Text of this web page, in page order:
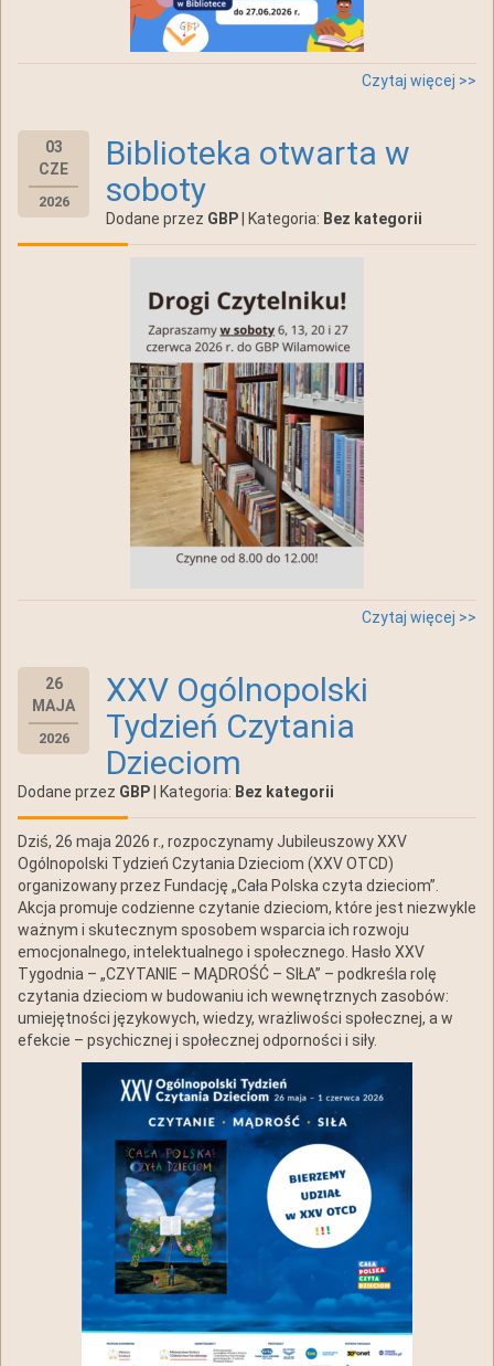
Czytaj więcej >>
03
CZE
2026
Biblioteka otwarta w
soboty
Dodane przez GBP| Kategoria: Bez kategorii
Czytaj więcej >>
26
MAJA
2026
XXV Ogólnopolski
Tydzień Czytania
Dzieciom
Dodane przez GBP| Kategoria: Bez kategorii
Dziś, 26 maja 2026 r., rozpoczynamy Jubileuszowy XXV
Ogólnopolski Tydzień Czytania Dzieciom (XXV OTCD)
organizowany przez Fundację „Cała Polska czyta dzieciom”.
Akcja promuje codzienne czytanie dzieciom, które jest niezwykle
ważnym i skutecznym sposobem wsparcia ich rozwoju
emocjonalnego, intelektualnego i społecznego. Hasło XXV
Tygodnia – „CZYTANIE – MĄDROŚĆ – SIŁA” – podkreśla rolę
czytania dzieciom w budowaniu ich wewnętrznych zasobów:
umiejętności językowych, wiedzy, wrażliwości społecznej, a w
efekcie – psychicznej i społecznej odporności i siły.